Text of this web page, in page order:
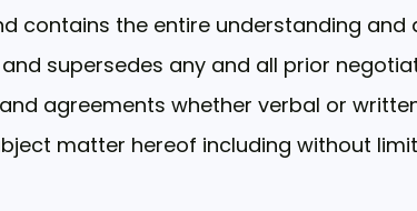
contains the entire understanding and
supersedes any and all prior
agreements whether verbal or
matter hereof including without